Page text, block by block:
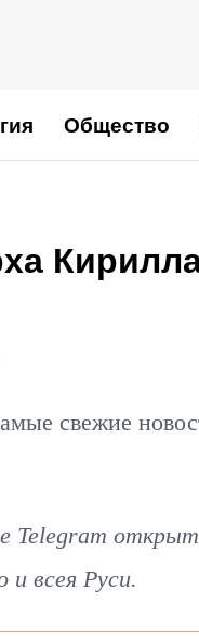
Общество
свежие
и всея Руси.